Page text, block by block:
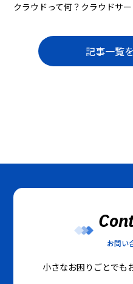
クラウドって何？クラウドサ
記事一覧
お問い
小さなお困りごとでも